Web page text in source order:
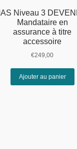
IAS Niveau 3
Mandataire en
assurance à titre
accessoire
€249,00
Ajouter au panier